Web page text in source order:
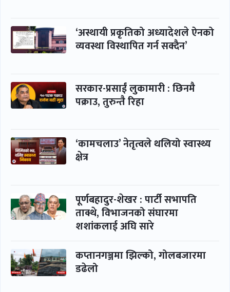
‘अस्थायी प्रकृतिको अध्यादेशले ऐनको
व्यवस्था विस्थापित गर्न सक्दैन’
सरकार-प्रसाईं लुकामारी : छिनमै
पक्राउ, तुरुन्तै रिहा
‘कामचलाउ’ नेतृत्वले थलियो स्वास्थ्य
क्षेत्र
पूर्णबहादुर-शेखर : पार्टी सभापति
ताक्थे, विभाजनको संघारमा
शशांकलाई अघि सारे
कप्तानगञ्जमा झिल्को, गोलबजारमा
डढेलो